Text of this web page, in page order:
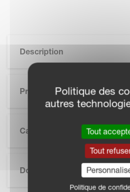
Description
Principaux Avantages
Caractéristiques
Documentation
Politique des
autres
Tout
Tout
Politique de